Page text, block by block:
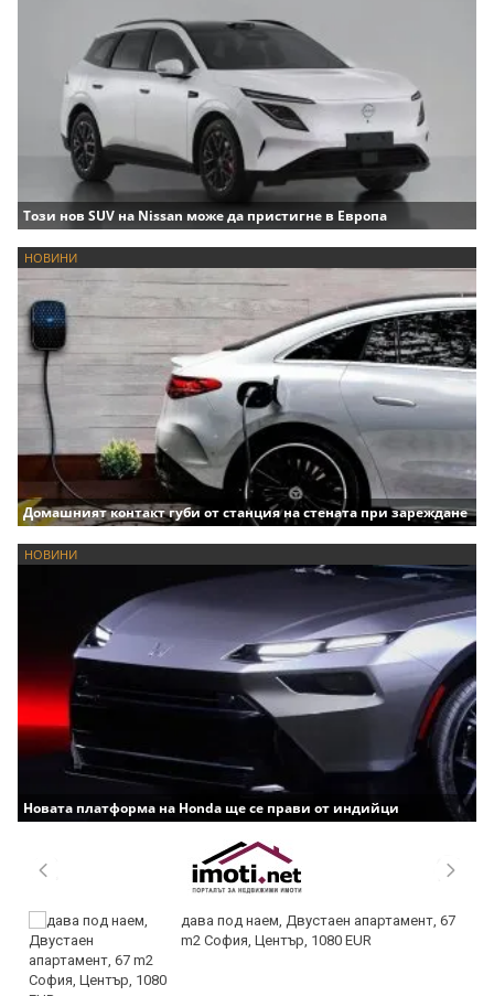
Този нов SUV на Nissan може да пристигне в Европа
НОВИНИ
Домашният контакт губи от станция на стената при зареждане
НОВИНИ
Новата платформа на Honda ще се прави от индийци
дава под наем, Двустаен апартамент, 67
m2 София, Център, 1080 EUR